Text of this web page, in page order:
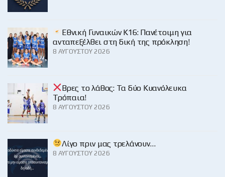
Εθνική Γυναικών Κ16: Πανέτοιμη για
ανταπεξέλθει στη δική της πρόκληση!
8 ΑΥΓΟΎΣΤΟΥ 2026
Βρες το λάθος: Τα δύο Κυανόλευκα
Τρόπαια!
8 ΑΥΓΟΎΣΤΟΥ 2026
Λίγο πριν μας τρελάνουν…
8 ΑΥΓΟΎΣΤΟΥ 2026